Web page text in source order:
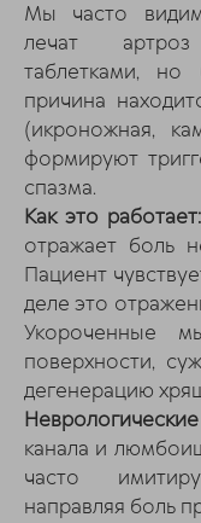
Мы часто
лечат артроз
таблетками,
причина
(икроножная,
формируют
спазма.
Как это работает:
отражает боль
Пациент
деле это
Укороченные
поверхности,
дегенерацию
канала и
часто
направляя боль